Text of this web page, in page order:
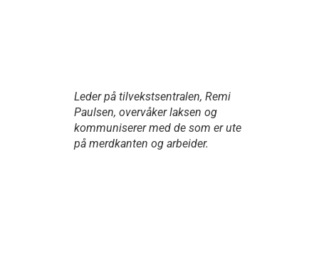
Leder på tilvekstsentralen, Remi
Paulsen, overvåker laksen og
kommuniserer med de som er ute
på merdkanten og arbeider.